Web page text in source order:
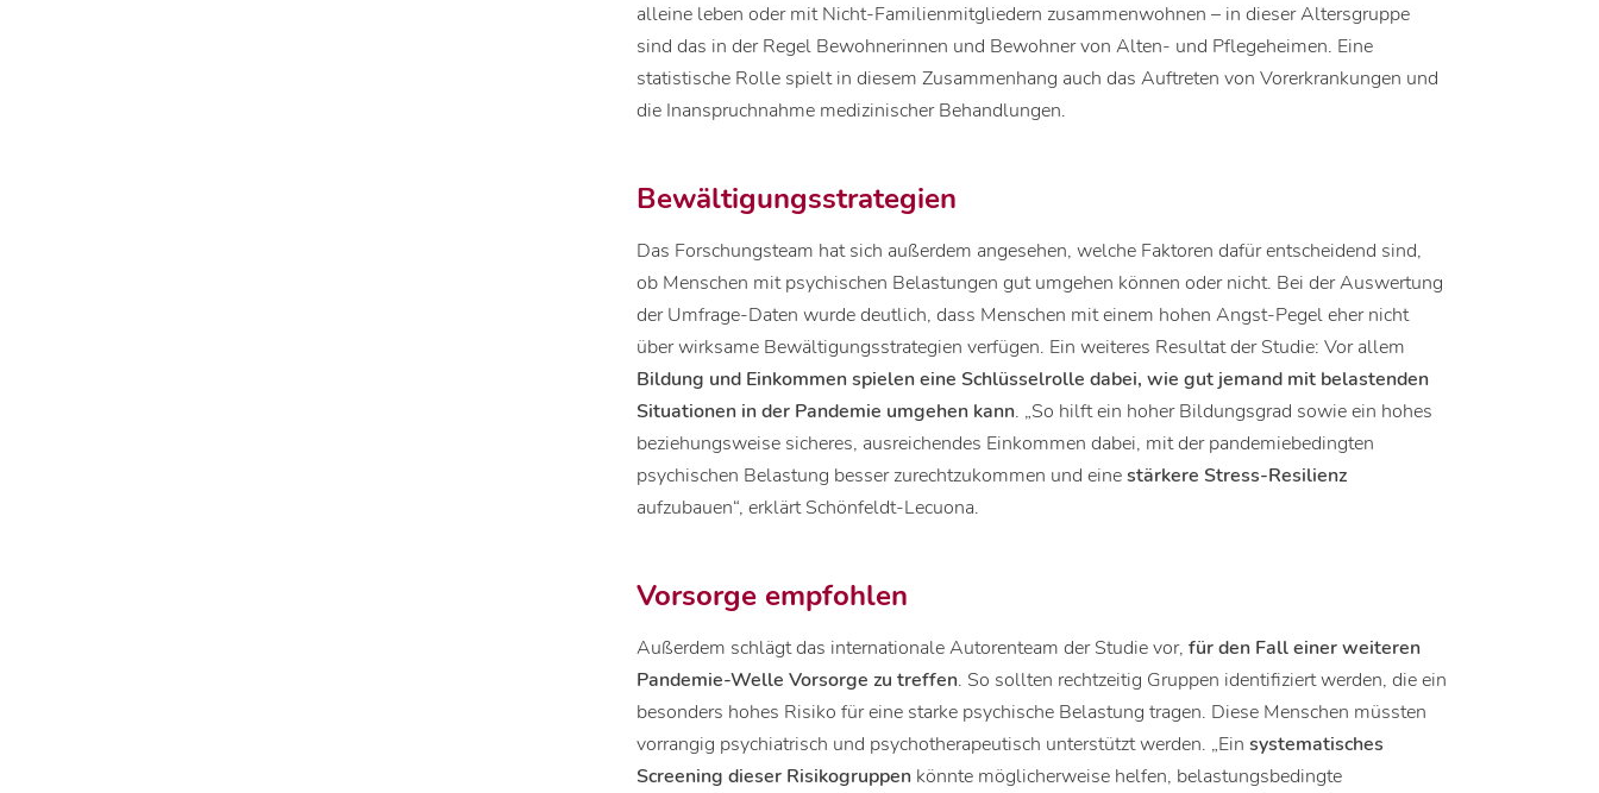
alleine leben oder mit Nicht-Familienmitgliedern zusammenwohnen – in dieser Altersgruppe
sind das in der Regel Bewohnerinnen und Bewohner von Alten- und Pflegeheimen. Eine
statistische Rolle spielt in diesem Zusammenhang auch das Auftreten von Vorerkrankungen und
die Inanspruchnahme medizinischer Behandlungen.
Bewältigungsstrategien
Das Forschungsteam hat sich außerdem angesehen, welche Faktoren dafür entscheidend sind,
ob Menschen mit psychischen Belastungen gut umgehen können oder nicht. Bei der Auswertung
der Umfrage-Daten wurde deutlich, dass Menschen mit einem hohen Angst-Pegel eher nicht
über wirksame Bewältigungsstrategien verfügen. Ein weiteres Resultat der Studie: Vor allem
Bildung und Einkommen spielen eine Schlüsselrolle dabei, wie gut jemand mit belastenden
Situationen in der Pandemie umgehen kann. „So hilft ein hoher Bildungsgrad sowie ein hohes
beziehungsweise sicheres, ausreichendes Einkommen dabei, mit der pandemiebedingten
psychischen Belastung besser zurechtzukommen und einestärkere Stress-Resilienz
aufzubauen“, erklärt Schönfeldt-Lecuona.
Vorsorge empfohlen
Außerdem schlägt das internationale Autorenteam der Studie vor, für den Fall einer weiteren
Pandemie-Welle Vorsorge zu treffen. So sollten rechtzeitig Gruppen identifiziert werden, die ein
besonders hohes Risiko für eine starke psychische Belastung tragen. Diese Menschen müssten
vorrangig psychiatrisch und psychotherapeutisch unterstützt werden. „Einsystematisches
Screening dieser Risikogruppen könnte möglicherweise helfen, belastungsbedingte